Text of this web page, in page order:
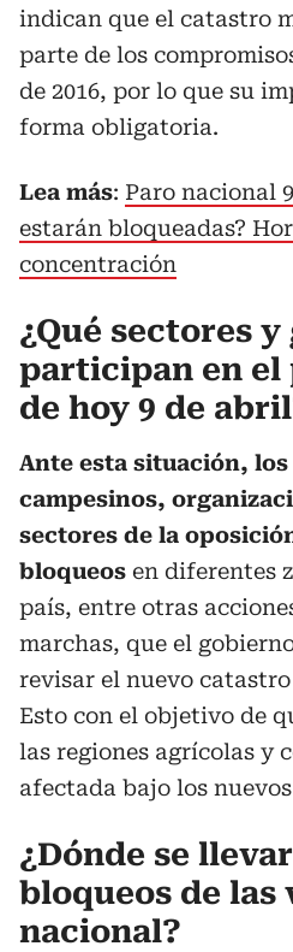
indican que el catastro
parte de los
de 2016, por lo que su
forma obligatoria.
Lea más: Paro nacional
estarán bloqueadas?
concentración
¿Qué sectores
participan en el
de hoy 9 de
Ante esta situación,
campesinos,
sectores de la
bloqueos en diferentes
país, entre otras
marchas, que el
revisar el nuevo
Esto con el objetivo de
las regiones agrícolas y
afectada bajo los
¿Dónde se
bloqueos de las
nacional?